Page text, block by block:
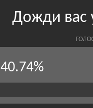
Дожди вас
40.74%